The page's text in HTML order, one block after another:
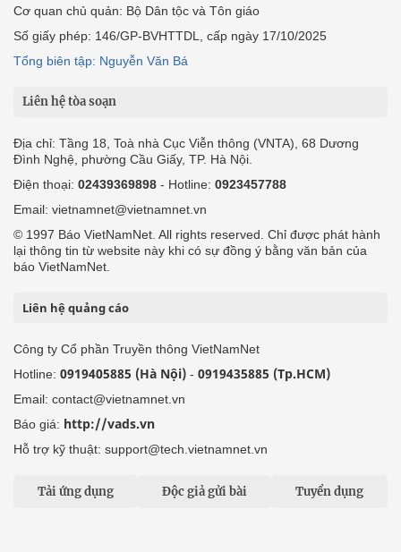
Cơ quan chủ quản: Bộ Dân tộc và Tôn giáo
Số giấy phép: 146/GP-BVHTTDL, cấp ngày 17/10/2025
Tổng biên tập: Nguyễn Văn Bá
Liên hệ tòa soạn
Địa chỉ: Tầng 18, Toà nhà Cục Viễn thông (VNTA), 68 Dương
Đình Nghệ, phường Cầu Giấy, TP. Hà Nội.
Điện thoại: 02439369898 - Hotline: 0923457788
Email: vietnamnet@vietnamnet.vn
© 1997 Báo VietNamNet. All rights reserved. Chỉ được phát hành
lại thông tin từ website này khi có sự đồng ý bằng văn bản của
báo VietNamNet.
Liên hệ quảng cáo
Công ty Cổ phần Truyền thông VietNamNet
Hotline: 0919405885 (Hà Nội) - 0919435885 (Tp.HCM)
Email: contact@vietnamnet.vn
Báo giá: http://vads.vn
Hỗ trợ kỹ thuật: support@tech.vietnamnet.vn
Tải ứng dụng Độc giả gửi bài Tuyển dụng